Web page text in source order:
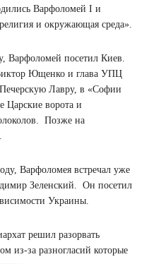
Варфоломей I и
и окружающая среда».
Варфоломей посетил Киев.
Ющенко и глава УПЦ
Лавру, в «Софии
Царские ворота и
Позже на
Варфоломея встречал уже
Зеленский. Он посетил
Украины.
решил разорвать
из-за разногласий которые